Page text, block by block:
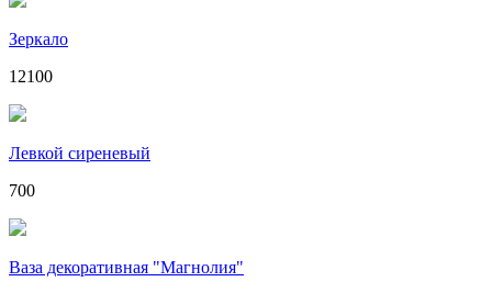
Зеркало
12100
Левкой сиреневый
700
Ваза декоративная "Магнолия"